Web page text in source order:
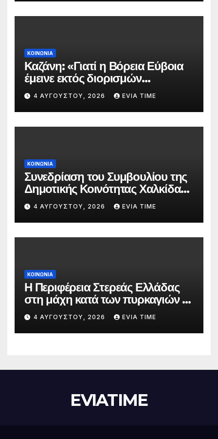
ΚΟΙΝΩΝΙΑ
Καζάνη: «Γιατί η Βόρεια Εύβοια
έμεινε εκτός διορισμών
δασκάλων;»
4 ΑΥΓΟΎΣΤΟΥ, 2026 EVIA TIME
ΚΟΙΝΩΝΙΑ
Συνεδρίαση του Συμβουλίου της
Δημοτικής Κοινότητας Χαλκίδας
την 5 Αυγούστου
4 ΑΥΓΟΎΣΤΟΥ, 2026 EVIA TIME
ΚΟΙΝΩΝΙΑ
Η Περιφέρεια Στερεάς Ελλάδας
στη μάχη κατά των πυρκαγιών –
Δράσεις και στήριξη σε πέντε
περιφερειακές ενότητες
4 ΑΥΓΟΎΣΤΟΥ, 2026 EVIA TIME
EVIATIME